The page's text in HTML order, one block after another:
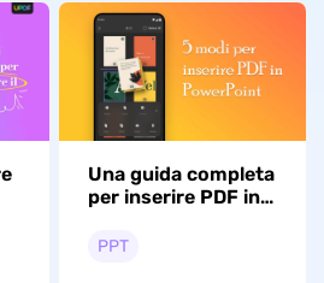
Una guida completa
per inserire PDF in
PPT